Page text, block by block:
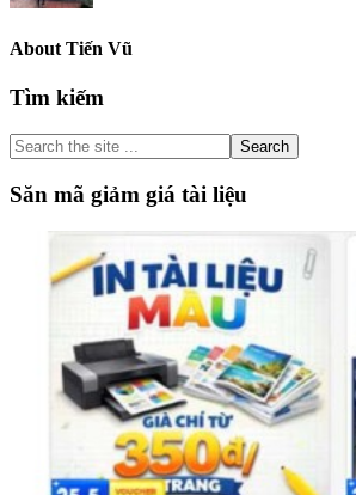
About Tiến Vũ
Primary
Sidebar
Tìm kiếm
Search
the
site
...
Săn mã giảm giá tài liệu